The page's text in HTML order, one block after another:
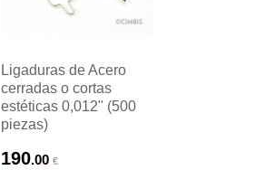
Ligaduras de Acero
cerradas o cortas
estéticas 0,012" (500
piezas)
190.00 €